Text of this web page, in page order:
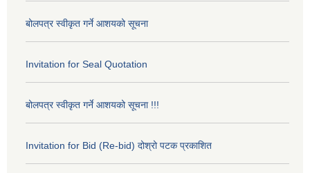
बोलपत्र स्वीकृत गर्ने आशयको सूचना
Invitation for Seal Quotation
बोलपत्र स्वीकृत गर्ने आशयको सूचना !!!
Invitation for Bid (Re-bid) दोश्रो पटक प्रकाशित